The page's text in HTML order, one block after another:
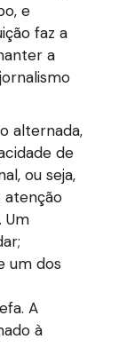
e
faz a
a
alternada,
de
ou seja,
atenção
Um
um dos
A
à